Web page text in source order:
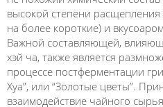
высокой степени
на более короткие) и
Важной составляющей,
хэй ча, также является
процессе постферментации
Хуа”, или “Золотые цветы”.
взаимодействие чайного